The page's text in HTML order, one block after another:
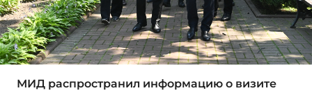
МИД распространил информацию о визите